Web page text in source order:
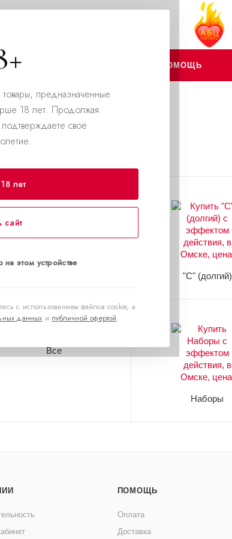
предназначенные
18 лет. Продолжая
своё
лет
сайт
этом устройстве
с использованием файлов cookie, а
данных и публичной офертой.
🛒 КАТАЛОГ 👨🏻‍💻 ПОМОЩЬ
"C" (долгий)
Все
Наборы
ПОМОЩЬ
Оплата
Доставка